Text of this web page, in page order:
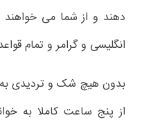
دهند و از شما می خواهند
انگلیسی و گرامر و تمام
بدون هیچ شک و تردیدی
از پنج ساعت کاملا به